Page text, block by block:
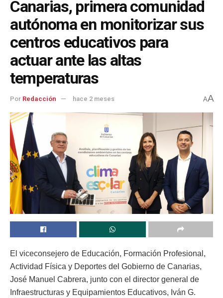
Canarias, primera comunidad
autónoma en monitorizar sus
centros educativos para
actuar ante las altas
temperaturas
Por Redacción hace 2 meses AA
El viceconsejero de Educación, Formación Profesional,
Actividad Física y Deportes del Gobierno de Canarias,
José Manuel Cabrera, junto con el director general de
Infraestructuras y Equipamientos Educativos, Iván G.